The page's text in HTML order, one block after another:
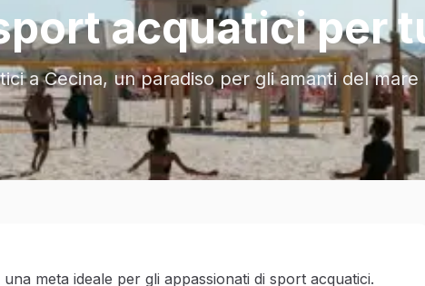
acquatici per
a Cecina, un paradiso per gli amanti del
meta ideale per gli appassionati di sport acquatici.